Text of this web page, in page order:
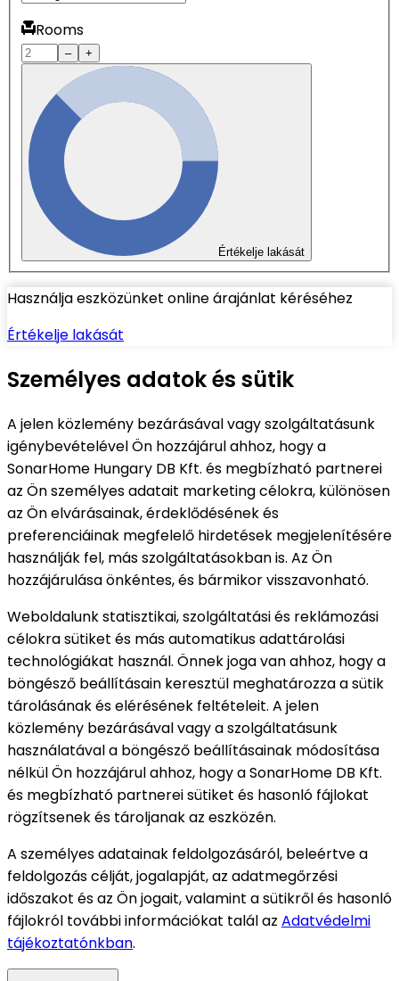
Rooms
– +
Értékelje lakását
Használja eszközünket online árajánlat kéréséhez
Értékelje lakását
Személyes adatok és sütik
A jelen közlemény bezárásával vagy szolgáltatásunk
igénybevételével Ön hozzájárul ahhoz, hogy a
SonarHome Hungary DB Kft. és megbízható partnerei
az Ön személyes adatait marketing célokra, különösen
az Ön elvárásainak, érdeklődésének és
preferenciáinak megfelelő hirdetések megjelenítésére
használják fel, más szolgáltatásokban is. Az Ön
hozzájárulása önkéntes, és bármikor visszavonható.
Weboldalunk statisztikai, szolgáltatási és reklámozási
célokra sütiket és más automatikus adattárolási
technológiákat használ. Önnek joga van ahhoz, hogy a
böngésző beállításain keresztül meghatározza a sütik
tárolásának és elérésének feltételeit. A jelen
közlemény bezárásával vagy a szolgáltatásunk
használatával a böngésző beállításainak módosítása
nélkül Ön hozzájárul ahhoz, hogy a SonarHome DB Kft.
és megbízható partnerei sütiket és hasonló fájlokat
rögzítsenek és tároljanak az eszközén.
A személyes adatainak feldolgozásáról, beleértve a
feldolgozás célját, jogalapját, az adatmegőrzési
időszakot és az Ön jogait, valamint a sütikről és hasonló
fájlokról további információkat talál az Adatvédelmi
tájékoztatónkban.